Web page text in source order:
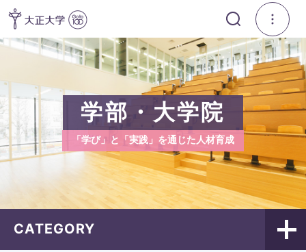
学部・大学院
「学び」と「実践」を通じた人材育成
CATEGORY